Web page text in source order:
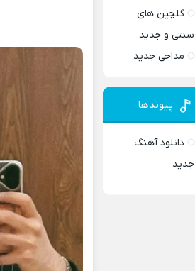
گلچین های
سنتی و جدید
مداحی جدید
پیوندها
دانلود آهنگ
جدید